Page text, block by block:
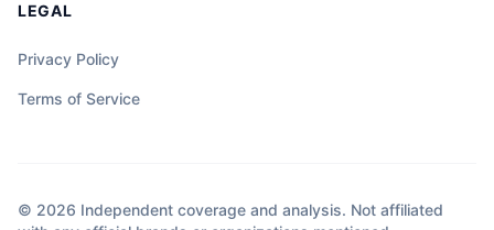
LEGAL
Privacy Policy
Terms of Service
© 2026 Independent coverage and analysis. Not affiliated